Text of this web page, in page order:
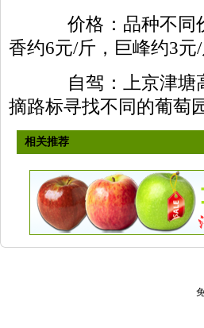
价格：品种不同价
香约6元/斤，巨峰约3
自驾：上京津塘高
摘路标寻找不同的葡萄
相关推荐